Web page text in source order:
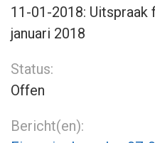
11-01-2018:
januari 2018
Status:
Offen
Bericht(en):